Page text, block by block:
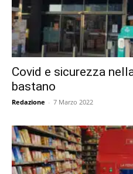
Covid e sicurezza
bastano
Redazione - 7 Marzo 2022